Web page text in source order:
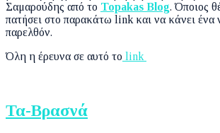
Σαμαρούδης από το Topakas Blog. Όποιος
πατήσει στο παρακάτω link και να κάνει ένα
παρελθόν.
Όλη η έρευνα σε αυτό το link
Τα-Βρασνά